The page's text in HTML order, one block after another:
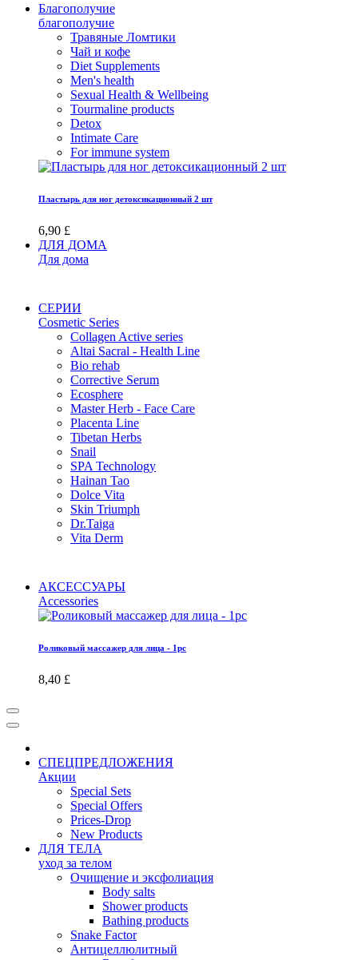
Благополучие
благополучие
Травяные Ломтики
Чай и кофе
Diet Supplements
Men's health
Sexual Health & Wellbeing
Tourmaline products
Detox
Intimate Care
For immune system
Пластырь для ног детоксикационный 2 шт
6,90 £
ДЛЯ ДОМА
Для дома
СЕРИИ
Cosmetic Series
Collagen Active series
Altai Sacral - Health Line
Bio rehab
Corrective Serum
Ecosphere
Master Herb - Face Care
Placenta Line
Tibetan Herbs
Snail
SPA Technology
Hainan Tao
Dolce Vita
Skin Triumph
Dr.Taiga
Vita Derm
АКСЕССУАРЫ
Accessories
Роликовый массажер для лица - 1pc
8,40 £
СПЕЦПРЕДЛОЖЕНИЯ
Акции
Special Sets
Special Offers
Prices-Drop
New Products
ДЛЯ ТЕЛА
уход за телом
Oчищение и эксфолиация
Body salts
Shower products
Bathing products
Snake Factor
Антицеллюлитный